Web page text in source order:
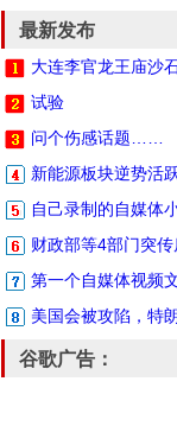
最新发布
大连李官龙王庙沙
试验
问个伤感话题……
新能源板块逆势活
自己录制的自媒体
财政部等4部门突
第一个自媒体视频
美国会被攻陷，特
谷歌广告：